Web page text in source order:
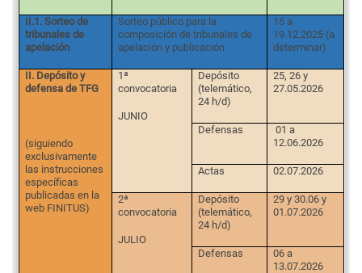
II.1. Sorteo de
tribunales de
apelación
Sorteo público para la
composición de tribunales de
apelación y publicación
15 a
19.12.2025 (a
determinar)
II. Depósito y
defensa de TFG
(siguiendo
exclusivamente
las instrucciones
específicas
publicadas en la
web FINITUS)
1ª
convocatoria
JUNIO
Depósito
(telemático,
24 h/d)
25, 26 y
27.05.2026
Defensas
01 a
12.06.2026
Actas 02.07.2026
2ª
convocatoria
JULIO
Depósito
(telemático,
24 h/d)
29 y 30.06 y
01.07.2026
Defensas
06 a
13.07.2026